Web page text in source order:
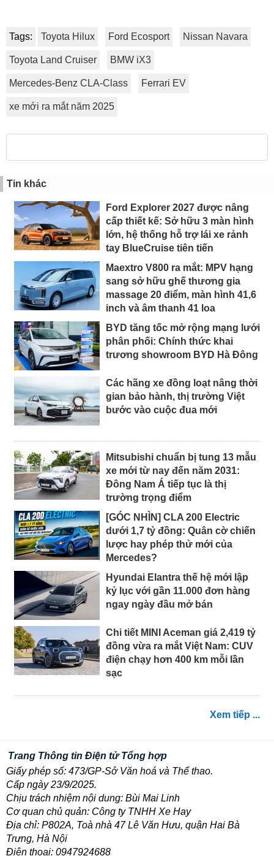
Tags: Toyota Hilux Ford Ecosport Nissan Navara
Toyota Land Cruiser BMW iX3
Mercedes-Benz CLA-Class Ferrari EV
xe mới ra mắt năm 2025
Tin khác
Ford Explorer 2027 được nâng
cấp thiết kế: Sở hữu 3 màn hình
lớn, hệ thống hỗ trợ lái xe rảnh
tay BlueCruise tiên tiến
Maextro V800 ra mắt: MPV hạng
sang sở hữu ghế thương gia
massage 20 điểm, màn hình 41,6
inch và âm thanh 41 loa
BYD tăng tốc mở rộng mạng lưới
phân phối: Chính thức khai
trương showroom BYD Hà Đông
Các hãng xe đồng loạt nâng thời
gian bảo hành, thị trường Việt
bước vào cuộc đua mới
Mitsubishi chuẩn bị tung 13 mẫu
xe mới từ nay đến năm 2031:
Đông Nam Á tiếp tục là thị
trường trọng điểm
[GÓC NHÌN] CLA 200 Electric
dưới 1,7 tỷ đồng: Quân cờ chiến
lược hay phép thử mới của
Mercedes?
Hyundai Elantra thế hệ mới lập
kỷ lục với gần 11.000 đơn hàng
ngay ngày đầu mở bán
Chi tiết MINI Aceman giá 2,419 tỷ
đồng vừa ra mắt Việt Nam: CUV
điện chạy hơn 400 km mỗi lần
sạc
Xem tiếp ...
Trang Thông tin Điện tử Tổng hợp
Giấy phép số: 473/GP-Sở Văn hoá và Thể thao.
Cấp ngày 23/9/2025.
Chịu trách nhiệm nội dung: Bùi Mai Linh
Cơ quan chủ quản: Công ty TNHH Xe Hay
Địa chỉ: P802A, Toà nhà 47 Lê Văn Hưu, quận Hai Bà
Trưng, Hà Nội
Điện thoại: 0947924688